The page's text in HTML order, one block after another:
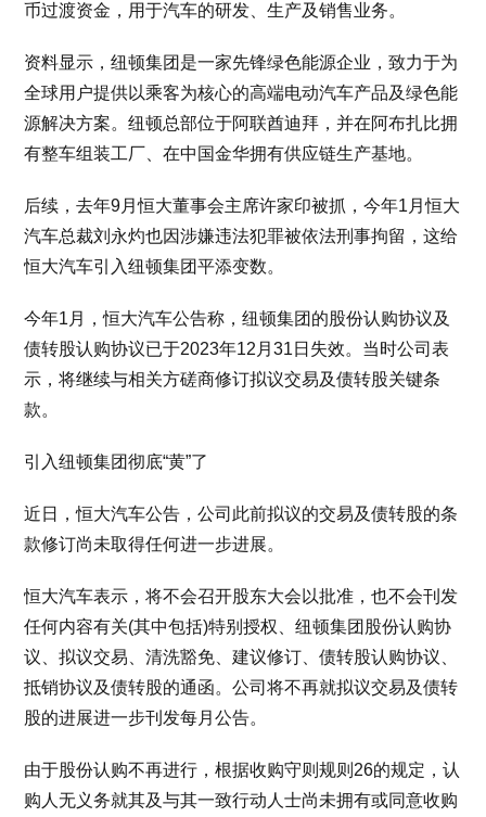
币过渡资金，用于汽车的研发、生产及销售业务。
资料显示，纽顿集团是一家先锋绿色能源企业，致力于为
全球用户提供以乘客为核心的高端电动汽车产品及绿色能
源解决方案。纽顿总部位于阿联酋迪拜，并在阿布扎比拥
有整车组装工厂、在中国金华拥有供应链生产基地。
后续，去年9月恒大董事会主席许家印被抓，今年1月恒大
汽车总裁刘永灼也因涉嫌违法犯罪被依法刑事拘留，这给
恒大汽车引入纽顿集团平添变数。
今年1月，恒大汽车公告称，纽顿集团的股份认购协议及
债转股认购协议已于2023年12月31日失效。当时公司表
示，将继续与相关方磋商修订拟议交易及债转股关键条
款。
引入纽顿集团彻底“黄”了
近日，恒大汽车公告，公司此前拟议的交易及债转股的条
款修订尚未取得任何进一步进展。
恒大汽车表示，将不会召开股东大会以批准，也不会刊发
任何内容有关(其中包括)特别授权、纽顿集团股份认购协
议、拟议交易、清洗豁免、建议修订、债转股认购协议、
抵销协议及债转股的通函。公司将不再就拟议交易及债转
股的进展进一步刊发每月公告。
由于股份认购不再进行，根据收购守则规则26的规定，认
购人无义务就其及与其一致行动人士尚未拥有或同意收购